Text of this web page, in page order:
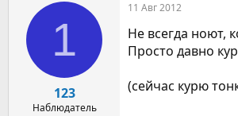
1
123
Наблюдатель
11 Авг 2012
Не всегда ноют,
Просто давно
(сейчас курю